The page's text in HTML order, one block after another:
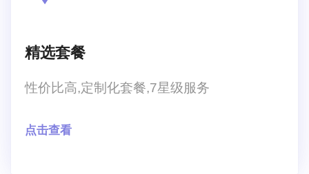
精选套餐
性价比高,定制化套餐,7星级服务
点击查看